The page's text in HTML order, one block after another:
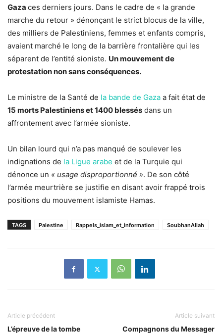
Gaza ces derniers jours. Dans le cadre de « la grande
marche du retour » dénonçant le strict blocus de la ville,
des milliers de Palestiniens, femmes et enfants compris,
avaient marché le long de la barrière frontalière qui les
séparent de l’entité sioniste. Un mouvement de
protestation non sans conséquences.
Le ministre de la Santé de la bande de Gaza a fait état de
15 morts Palestiniens et 1400 blessés dans un
affrontement avec l’armée sioniste.
Un bilan lourd qui n’a pas manqué de soulever les
indignations de la Ligue arabe et de la Turquie qui
dénonce un « usage disproportionné ». De son côté
l’armée meurtrière se justifie en disant avoir frappé trois
positions du mouvement islamiste Hamas.
TAGS Palestine Rappels_islam_et_information SoubhanAllah
Article précédent
L’épreuve de la tombe
Article suivant
Compagnons du Messager